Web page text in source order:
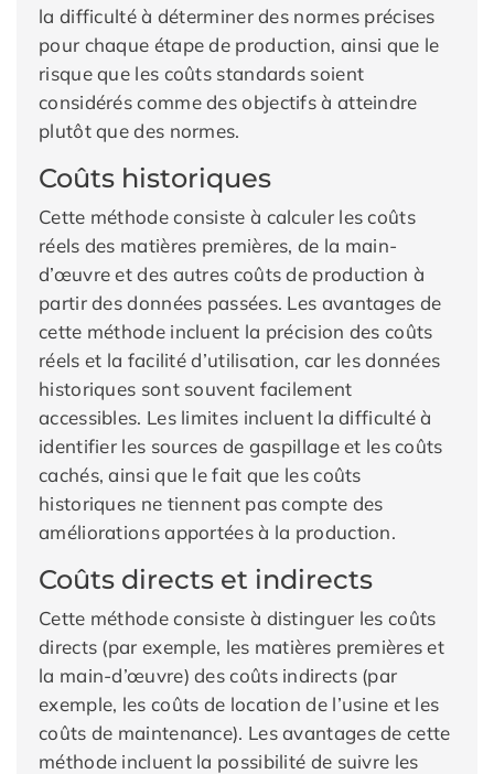
la difficulté à déterminer des normes précises
pour chaque étape de production, ainsi que le
risque que les coûts standards soient
considérés comme des objectifs à atteindre
plutôt que des normes.
Coûts historiques
Cette méthode consiste à calculer les coûts
réels des matières premières, de la main-
d’œuvre et des autres coûts de production à
partir des données passées. Les avantages de
cette méthode incluent la précision des coûts
réels et la facilité d’utilisation, car les données
historiques sont souvent facilement
accessibles. Les limites incluent la difficulté à
identifier les sources de gaspillage et les coûts
cachés, ainsi que le fait que les coûts
historiques ne tiennent pas compte des
améliorations apportées à la production.
Coûts directs et indirects
Cette méthode consiste à distinguer les coûts
directs (par exemple, les matières premières et
la main-d’œuvre) des coûts indirects (par
exemple, les coûts de location de l’usine et les
coûts de maintenance). Les avantages de cette
méthode incluent la possibilité de suivre les